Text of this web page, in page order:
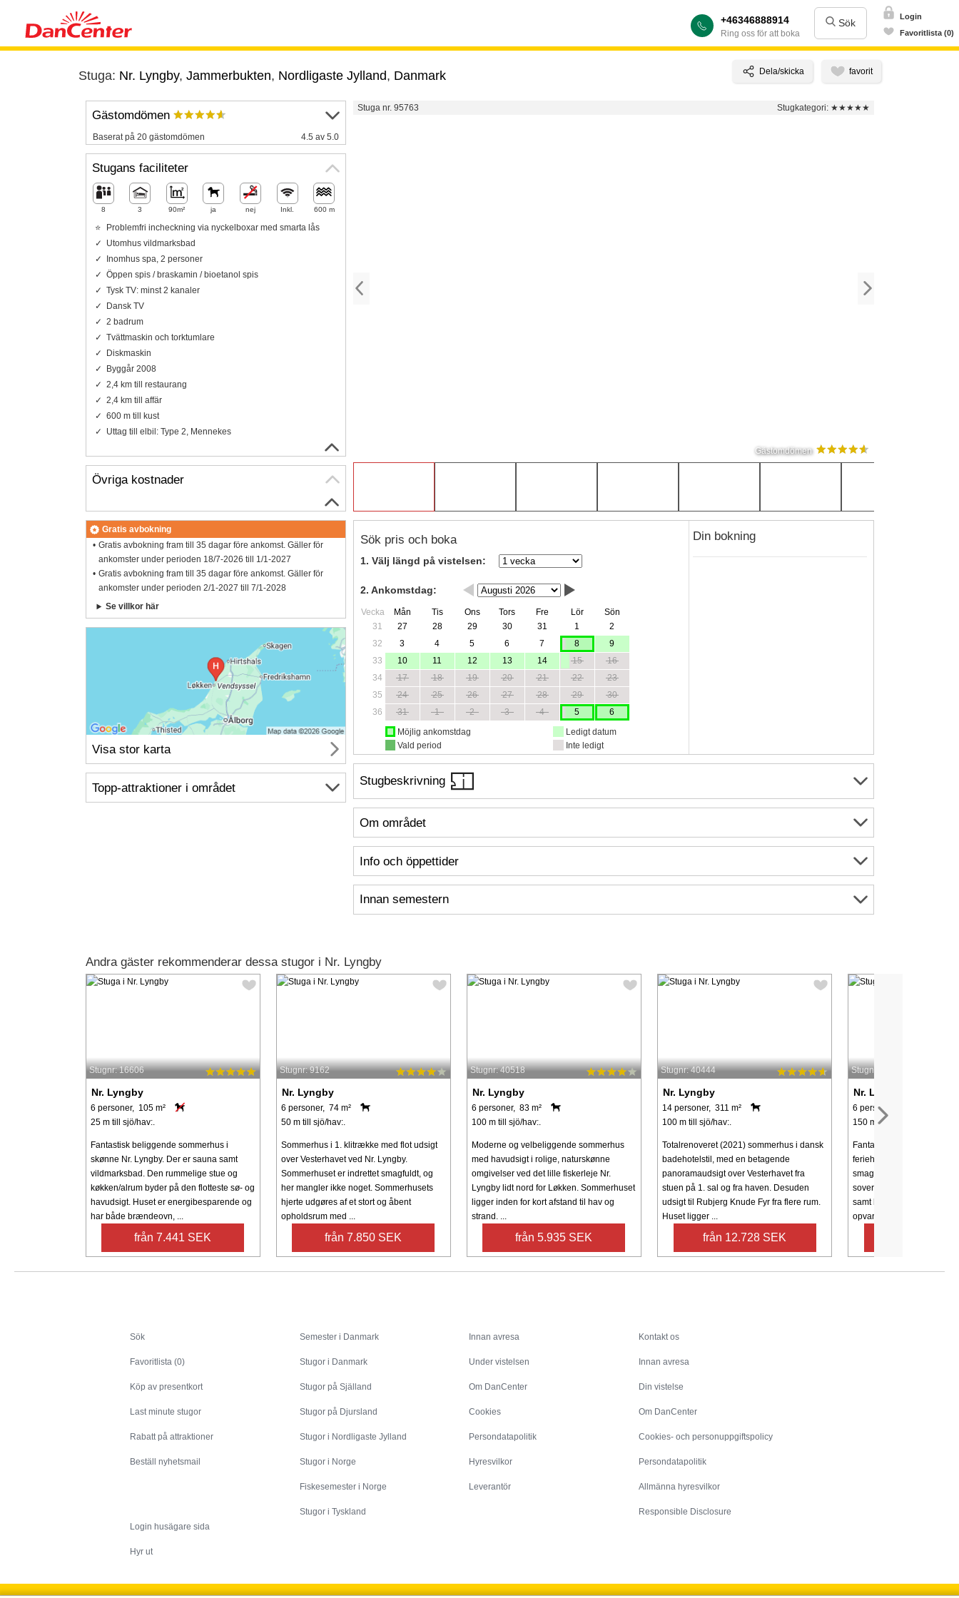
+46346888914
Ring oss för att boka
Sök
Login
Favoritlista (0)
Stuga: Nr. Lyngby, Jammerbukten, Nordligaste Jylland, Danmark
Stuga nr. 95763 Stugkategori: ★★★★★
Gästomdömen
Sök pris och boka
1. Välj längd på vistelsen:
2. Ankomstdag:
Vecka Mån Tis Ons Tors Fre Lör
Sön
31
27 28 29 30 31 1
2
32
3 4 5 6 7 8
9
33
10 11 12 13 14 15
16
34
17 18 19 20 21 22
23
35
24 25 26 27 28 29
30
36
31 1 2 3 4 5
6
Möjlig ankomstdag
Vald period
Ledigt datum
Inte ledigt
Din bokning
Stugbeskrivning
Om området
Info och öppettider
Innan semestern
Gästomdömen
Baserat på 20 gästomdömen 4.5 av 5.0
Stugans faciliteter
8 3 90m² ja nej Inkl. 600 m
Problemfri incheckning via nyckelboxar med smarta lås
Utomhus vildmarksbad
Inomhus spa, 2 personer
Öppen spis / braskamin / bioetanol spis
Tysk TV: minst 2 kanaler
Dansk TV
2 badrum
Tvättmaskin och torktumlare
Diskmaskin
Byggår 2008
2,4 km till restaurang
2,4 km till affär
600 m till kust
Uttag till elbil: Type 2, Mennekes
Övriga kostnader
Gratis avbokning
Gratis avbokning fram till 35 dagar före ankomst. Gäller för
ankomster under perioden 18/7-2026 till 1/1-2027
Gratis avbokning fram till 35 dagar före ankomst. Gäller för
ankomster under perioden 2/1-2027 till 7/1-2028
Se villkor här
Visa stor karta
Topp-attraktioner i området
Andra gäster rekommenderar dessa stugor i Nr. Lyngby
Stugnr: 16606
Nr. Lyngby
6 personer, 105 m²
25 m till sjö/hav:.
Fantastisk beliggende sommerhus i
skønne Nr. Lyngby. Der er sauna samt
vildmarksbad. Den rummelige stue og
køkken/alrum byder på den flotteste sø- og
havudsigt. Huset er energibesparende og
har både brændeovn, ...
från 7.441 SEK
Stugnr: 9162
Nr. Lyngby
6 personer, 74 m²
50 m till sjö/hav:.
Sommerhus i 1. klitrække med flot udsigt
over Vesterhavet ved Nr. Lyngby.
Sommerhuset er indrettet smagfuldt, og
her mangler ikke noget. Sommerhusets
hjerte udgøres af et stort og åbent
opholdsrum med ...
från 7.850 SEK
Stugnr: 40518
Nr. Lyngby
6 personer, 83 m²
100 m till sjö/hav:.
Moderne og velbeliggende sommerhus
med havudsigt i rolige, naturskønne
omgivelser ved det lille fiskerleje Nr.
Lyngby lidt nord for Løkken. Sommerhuset
ligger inden for kort afstand til hav og
strand. ...
från 5.935 SEK
Stugnr: 40444
Nr. Lyngby
14 personer, 311 m²
100 m till sjö/hav:.
Totalrenoveret (2021) sommerhus i dansk
badehotelstil, med en betagende
panoramaudsigt over Vesterhavet fra
stuen på 1. sal og fra haven. Desuden
udsigt til Rubjerg Knude Fyr fra flere rum.
Huset ligger ...
från 12.728 SEK
Stugnr: 57209
Nr. Lyngby
6 personer, 79 m²
150 m till sjö/hav:.
Fantastisk beliggende, flot
feriehus i lyse materialer.
smagsfuldt indrettet og
soverum, stue med
samt badeværelse med
opvarmes med ...
Sök
Favoritlista (0)
Köp av presentkort
Last minute stugor
Rabatt på attraktioner
Beställ nyhetsmail
Login husägare sida
Hyr ut
Semester i Danmark
Stugor i Danmark
Stugor på Själland
Stugor på Djursland
Stugor i Nordligaste Jylland
Stugor i Norge
Fiskesemester i Norge
Stugor i Tyskland
Innan avresa
Under vistelsen
Om DanCenter
Cookies
Persondatapolitik
Hyresvilkor
Leverantör
Kontakt os
Innan avresa
Din vistelse
Om DanCenter
Cookies- och personuppgiftspolicy
Persondatapolitik
Allmänna hyresvilkor
Responsible Disclosure